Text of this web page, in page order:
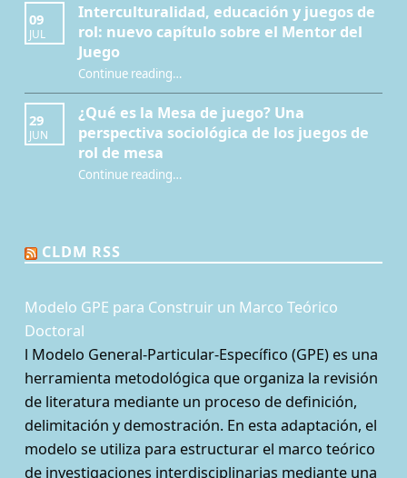
09
JUL
Interculturalidad, educación y juegos de
rol: nuevo capítulo sobre el Mentor del
Juego
Continue reading“Interculturalidad, educación y juegos de rol: nuevo capítulo sobre el Mentor del Juego”
…
29
JUN
¿Qué es la Mesa de juego? Una
perspectiva sociológica de los juegos de
rol de mesa
Continue reading“¿Qué es la Mesa de juego? Una perspectiva sociológica de los juegos de rol de mesa”
…
CLDM RSS
Modelo GPE para Construir un Marco Teórico
Doctoral
l Modelo General-Particular-Específico (GPE) es una
herramienta metodológica que organiza la revisión
de literatura mediante un proceso de definición,
delimitación y demostración. En esta adaptación, el
modelo se utiliza para estructurar el marco teórico
de investigaciones interdisciplinarias mediante una